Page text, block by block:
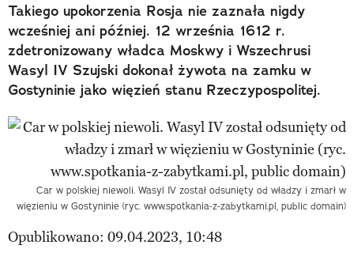
Takiego upokorzenia Rosja nie zaznała nigdy
wcześniej ani później. 12 września 1612 r.
zdetronizowany władca Moskwy i Wszechrusi
Wasyl IV Szujski dokonał żywota na zamku w
Gostyninie jako więzień stanu Rzeczypospolitej.
Car w polskiej niewoli. Wasyl IV został odsunięty od władzy i zmarł w
więzieniu w Gostyninie (ryc. www.spotkania-z-zabytkami.pl, public domain)
Opublikowano: 09.04.2023, 10:48